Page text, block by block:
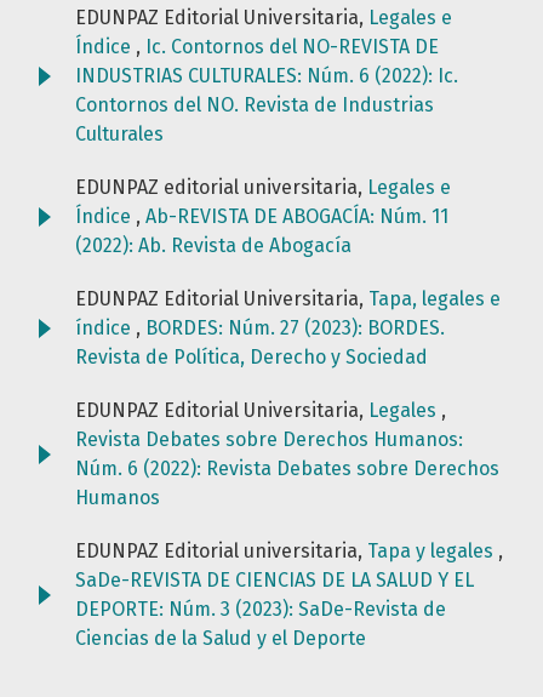
EDUNPAZ Editorial Universitaria, Legales e
Índice , Ic. Contornos del NO-REVISTA DE
INDUSTRIAS CULTURALES: Núm. 6 (2022): Ic.
Contornos del NO. Revista de Industrias
Culturales
EDUNPAZ editorial universitaria, Legales e
Índice , Ab-REVISTA DE ABOGACÍA: Núm. 11
(2022): Ab. Revista de Abogacía
EDUNPAZ Editorial Universitaria, Tapa, legales e
índice , BORDES: Núm. 27 (2023): BORDES.
Revista de Política, Derecho y Sociedad
EDUNPAZ Editorial Universitaria, Legales ,
Revista Debates sobre Derechos Humanos:
Núm. 6 (2022): Revista Debates sobre Derechos
Humanos
EDUNPAZ Editorial universitaria, Tapa y legales ,
SaDe-REVISTA DE CIENCIAS DE LA SALUD Y EL
DEPORTE: Núm. 3 (2023): SaDe-Revista de
Ciencias de la Salud y el Deporte